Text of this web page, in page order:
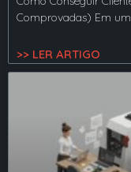
Comprovadas) Em
>> LER ARTIGO